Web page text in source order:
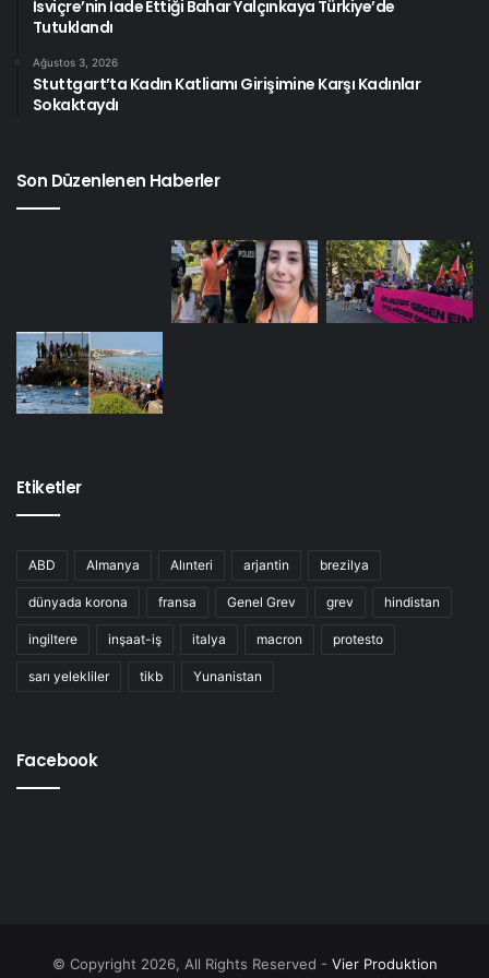
İsviçre’nin İade Ettiği Bahar Yalçınkaya Türkiye’de
Tutuklandı
Ağustos 3, 2026
Stuttgart’ta Kadın Katliamı Girişimine Karşı Kadınlar
Sokaktaydı
Son Düzenlenen Haberler
Etiketler
ABD Almanya Alınteri arjantin brezilya
dünyada korona fransa Genel Grev grev hindistan
ingiltere inşaat-iş italya macron protesto
sarı yelekliler tikb Yunanistan
Facebook
© Copyright 2026, All Rights Reserved - Vier Produktion